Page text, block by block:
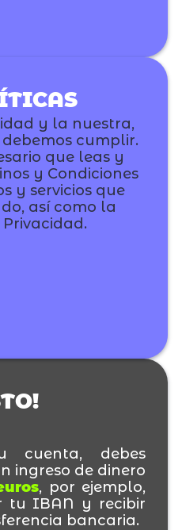
y la nuestra,
cumplir.
que leas y
y Condiciones
y servicios que
así como la
cuenta, debes
ingreso de dinero
, por ejemplo,
tu IBAN y recibir
bancaria.